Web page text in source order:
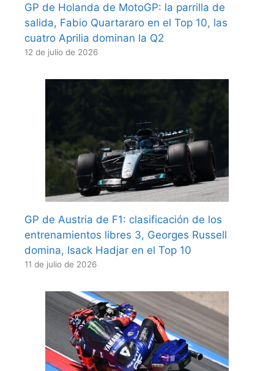
GP de Holanda de MotoGP: la parrilla de
salida, Fabio Quartararo en el Top 10, las
cuatro Aprilia dominan la Q2
12 de julio de 2026
GP de Austria de F1: clasificación de los
entrenamientos libres 3, Georges Russell
domina, Isack Hadjar en el Top 10
11 de julio de 2026